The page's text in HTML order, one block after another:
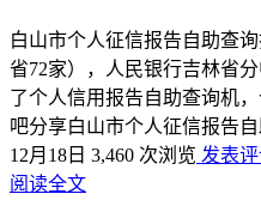
白山市个人征信报告自助查
省72家），人民银行吉林省
了个人信用报告自助查询机
吧分享白山市个人征信报告
12月18日 3,460 次浏览 发表
阅读全文